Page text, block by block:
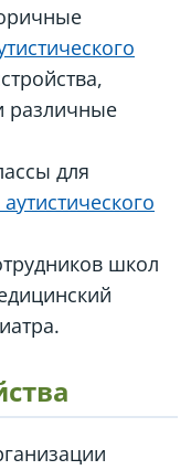
различные
для
школ